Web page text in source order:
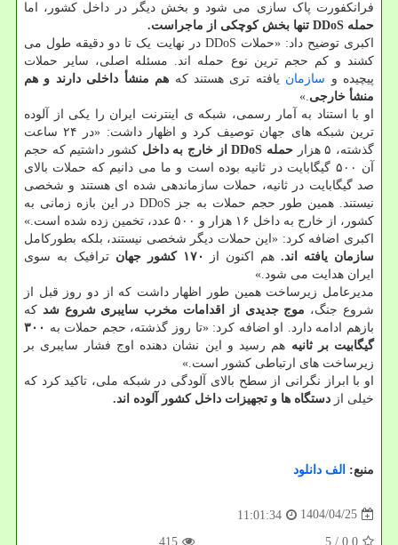
فرانکفورت پاک سازی می شود و بخش دیگر در داخل کشور، اما
حمله DDoS تنها بخش کوچکی از ماجراست.
اکبری توضیح داد: «حملات DDoS در نهایت یک تا دو دقیقه طول می
کشند و کم حجم ترین نوع حمله اند. مسئله اصلی، سایر حملات
پیچیده و سازمان یافته تری هستند که هم منشأ داخلی دارند و هم
منشأ خارجی.»
او با استناد به آمار رسمی، شبکه ی اینترنت ایران را یکی از آلوده
ترین شبکه های جهان توصیف کرد و اظهار داشت: «در ۲۴ ساعت
گذشته، ۵ هزار
حمله DDoS از خارج به داخل
کشور داشتیم که حجم
آن ۵۰۰ گیگابایت در ثانیه بوده است و ما می دانیم که حملات بالای
صد گیگابایت در ثانیه، حملات سازماندهی شده ای هستند و شخصی
نیستند. همین طور حجم حملات به جز DDoS در این بازه زمانی به
کشور، از خارج به داخل ۱۶ هزار و ۵۰۰ عدد، تخمین زده شده است.»
اکبری اضافه کرد: «این حملات دیگر شخصی نیستند، بلکه بطورکامل
سازمان یافته اند.هم اکنون از ۱۷۰ کشور جهان
ترافیک به سوی
ایران هدایت می شود.»
مدیرعامل زیرساخت همین طور اظهار داشت که از دو روز قبل از
شروع جنگ، موج جدیدی از اقدامات مخرب سایبری شروع شد که
بازهم ادامه دارد. او اضافه کرد: «تا روز گذشته، حجم حملات به ۳۰۰
گیگابیت بر ثانیه هم رسید و این نشان دهنده اوج فشار سایبری بر
زیرساخت های ارتباطی کشور است.»
او با ابراز نگرانی از سطح بالای آلودگی در شبکه ملی، تاکید کرد که
خیلی از دستگاه ها و تجهیزات داخل کشور آلوده اند.
منبع: الف دانلود
1404/04/25
11:01:34
0.0
/ 5
415